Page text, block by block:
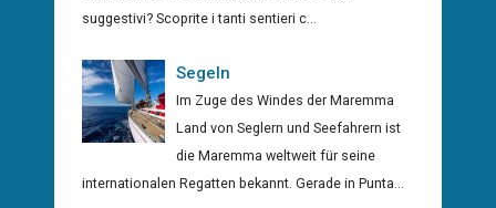
suggestivi? Scoprite i tanti sentieri c...
Segeln
Im Zuge des Windes der Maremma
Land von Seglern und Seefahrern ist
die Maremma weltweit für seine
internationalen Regatten bekannt. Gerade in Punta...